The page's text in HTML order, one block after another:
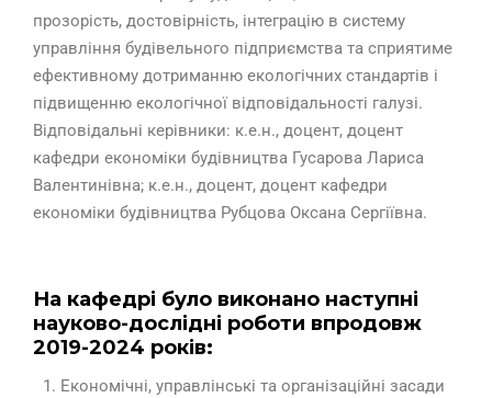
прозорість, достовірність, інтеграцію в систему
управління будівельного підприємства та сприятиме
ефективному дотриманню екологічних стандартів і
підвищенню екологічної відповідальності галузі.
Відповідальні керівники: к.е.н., доцент, доцент
кафедри економіки будівництва Гусарова Лариса
Валентинівна; к.е.н., доцент, доцент кафедри
економіки будівництва Рубцова Оксана Сергіївна.
На кафедрі було виконано наступні
науково-дослідні роботи впродовж
2019-2024 років:
Економічні, управлінські та організаційні засади